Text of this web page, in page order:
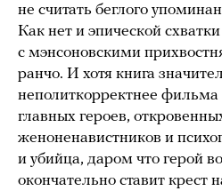
не считать беглого
Как нет и эпической
с мэнсоновскими
ранчо. И хотя книга
неполиткорректнее
главных героев,
женоненавистников и
и убийца, даром что герой
окончательно ставит крест